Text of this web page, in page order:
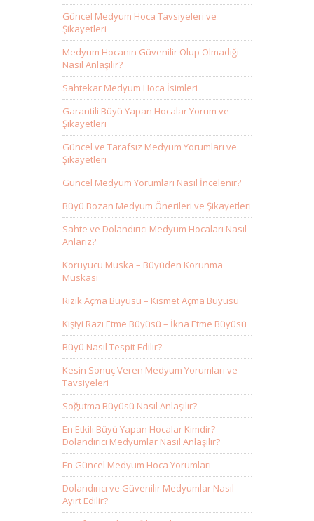
Güncel Medyum Hoca Tavsiyeleri ve
Şikayetleri
Medyum Hocanın Güvenilir Olup Olmadığı
Nasıl Anlaşılır?
Sahtekar Medyum Hoca İsimleri
Garantili Büyü Yapan Hocalar Yorum ve
Şikayetleri
Güncel ve Tarafsız Medyum Yorumları ve
Şikayetleri
Güncel Medyum Yorumları Nasıl İncelenir?
Büyü Bozan Medyum Önerileri ve Şikayetleri
Sahte ve Dolandırıcı Medyum Hocaları Nasıl
Anlarız?
Koruyucu Muska – Büyüden Korunma
Muskası
Rızık Açma Büyüsü – Kısmet Açma Büyüsü
Kişiyi Razı Etme Büyüsü – İkna Etme Büyüsü
Büyü Nasıl Tespit Edilir?
Kesin Sonuç Veren Medyum Yorumları ve
Tavsiyeleri
Soğutma Büyüsü Nasıl Anlaşılır?
En Etkili Büyü Yapan Hocalar Kimdir?
Dolandırıcı Medyumlar Nasıl Anlaşılır?
En Güncel Medyum Hoca Yorumları
Dolandırıcı ve Güvenilir Medyumlar Nasıl
Ayırt Edilir?